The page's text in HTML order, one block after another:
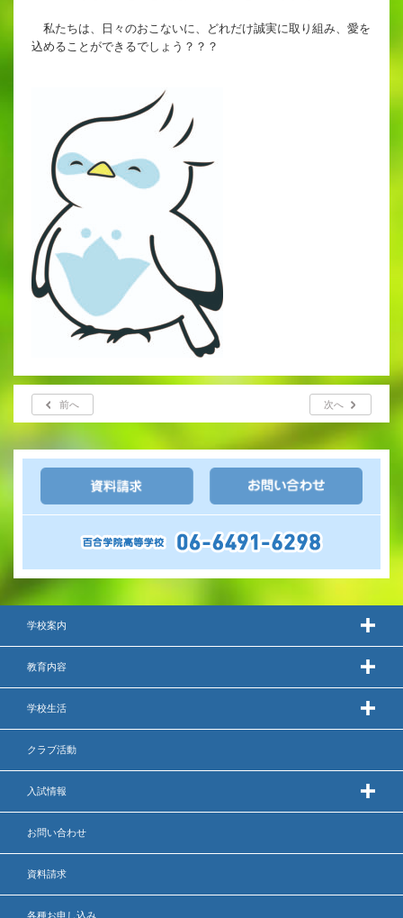
私たちは、日々のおこないに、どれだけ誠実に取り組み、愛を
込めることができるでしょう？？？
前へ 次へ
学校案内
教育内容
学校生活
クラブ活動
入試情報
お問い合わせ
資料請求
各種お申し込み
特待生・学費減免制度
入試関連よくある質問
入試イベント情報
推薦制度